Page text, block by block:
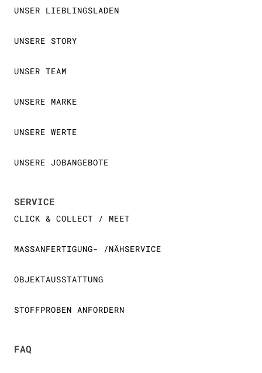
UNSER LIEBLINGSLADEN
UNSERE STORY
UNSER TEAM
UNSERE MARKE
UNSERE WERTE
UNSERE JOBANGEBOTE
SERVICE
CLICK & COLLECT / MEET
MASSANFERTIGUNG- /NÄHSERVICE
OBJEKTAUSSTATTUNG
STOFFPROBEN ANFORDERN
FAQ